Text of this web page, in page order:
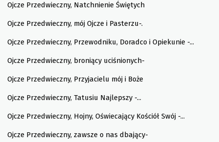
Ojcze Przedwieczny, Natchnienie Świętych
Ojcze Przedwieczny, mój Ojcze i Pasterzu-.
Ojcze Przedwieczny, Przewodniku, Doradco i Opiekunie -...
Ojcze Przedwieczny, broniący uciśnionych-
Ojcze Przedwieczny, Przyjacielu mój i Boże
Ojcze Przedwieczny, Tatusiu Najlepszy -...
Ojcze Przedwieczny, Hojny, Oświecający Kościół Swój -...
Ojcze Przedwieczny, zawsze o nas dbający-